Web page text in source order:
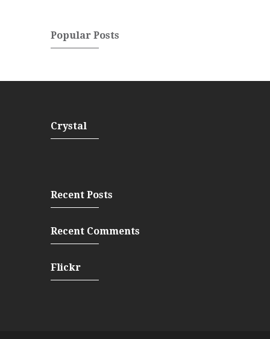
Popular Posts
Crystal
Recent Posts
Recent Comments
Flickr